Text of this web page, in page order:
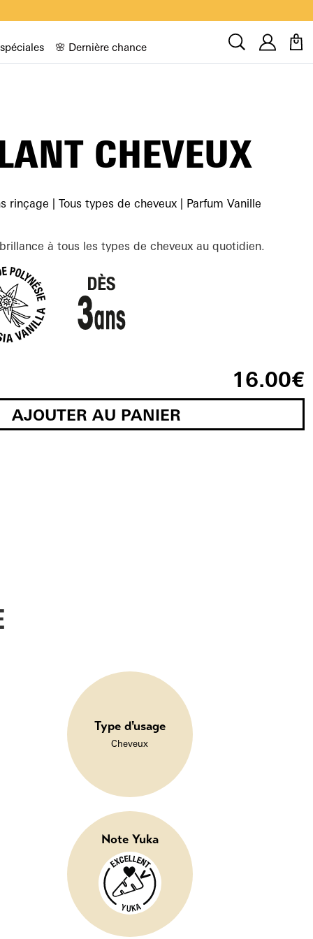
🌸 Dernière chance
Recherche
CHEVEUX
| Tous types de cheveux | Parfum Vanille
à tous les types de cheveux au quotidien.
16.00€
AJOUTER AU PANIER
Type d'usage
Cheveux
Note Yuka